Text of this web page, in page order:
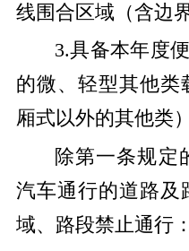
线围合区域（含边
3.具备本年度
的微、轻型其他类
厢式以外的其他类）
除第一条规定
汽车通行的道路及
域、路段禁止通行：